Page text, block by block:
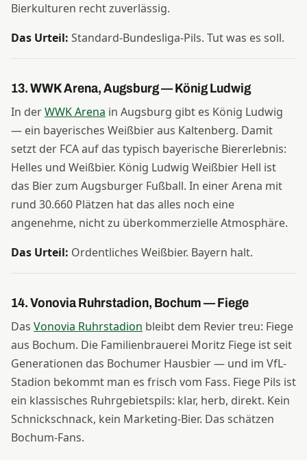
Bierkulturen recht zuverlässig.
Das Urteil: Standard-Bundesliga-Pils. Tut was es soll.
13. WWK Arena, Augsburg — König Ludwig
In derWWK Arena in Augsburg gibt es König Ludwig
— ein bayerisches Weißbier aus Kaltenberg. Damit
setzt der FCA auf das typisch bayerische Biererlebnis:
Helles und Weißbier. König Ludwig Weißbier Hell ist
das Bier zum Augsburger Fußball. In einer Arena mit
rund 30.660 Plätzen hat das alles noch eine
angenehme, nicht zu überkommerzielle Atmosphäre.
Das Urteil: Ordentliches Weißbier. Bayern halt.
14. Vonovia Ruhrstadion, Bochum — Fiege
Das Vonovia Ruhrstadion bleibt dem Revier treu: Fiege
aus Bochum. Die Familienbrauerei Moritz Fiege ist seit
Generationen das Bochumer Hausbier — und im VfL-
Stadion bekommt man es frisch vom Fass. Fiege Pils ist
ein klassisches Ruhrgebietspils: klar, herb, direkt. Kein
Schnickschnack, kein Marketing-Bier. Das schätzen
Bochum-Fans.